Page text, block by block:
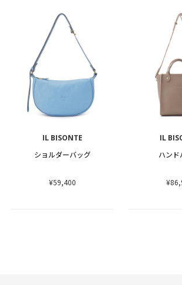
IL BISONTE
ショルダーバッグ
¥59,400
IL
ハンド